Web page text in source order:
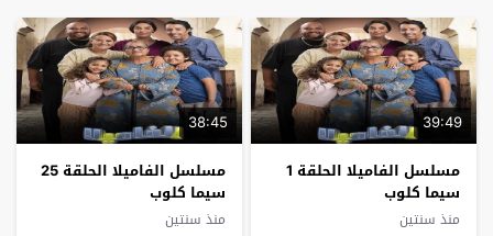
39:49
مسلسل الفاميلا الحلقة 1
سيما كلوب
منذ سنتين
38:45
مسلسل الفاميلا الحلقة 25
سيما كلوب
منذ سنتين